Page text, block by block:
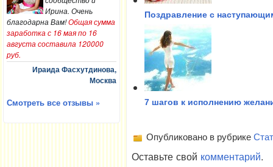
Ирина. Очень
благодарна Вам!Общая сумма
заработка с 16 мая по 16
августа составила 120000
руб.
Ираида Фасхутдинова,
Москва
Смотреть все отзывы »
Поздравление с
7 шагов к исполнению
Опубликовано в рубрике
Оставьте свой комментарий.